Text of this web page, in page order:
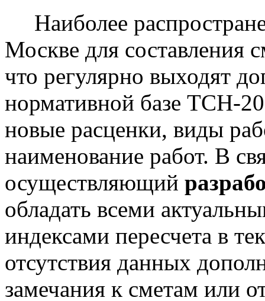
Наиболее
Москве для составления
что регулярно выходят
нормативной базе ТСН-
новые расценки, виды
наименование работ. В
осуществляющий
обладать всеми
индексами пересчета в
отсутствия данных
замечания к сметам или